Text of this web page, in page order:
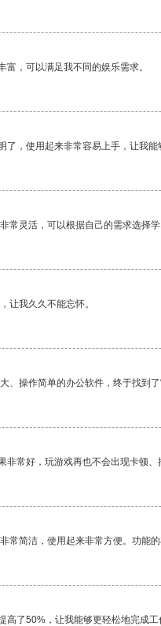
富，可以满足我不同的娱乐需求。
了，使用起来非常容易上手，让我能
常灵活，可以根据自己的需求选择
让我久久不能忘怀。
、操作简单的办公软件，终于找到
非常好，玩游戏再也不会出现卡顿
常简洁，使用起来非常方便。功能的
高了50%，让我能够更轻松地完成